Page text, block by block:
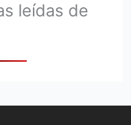
leídas de